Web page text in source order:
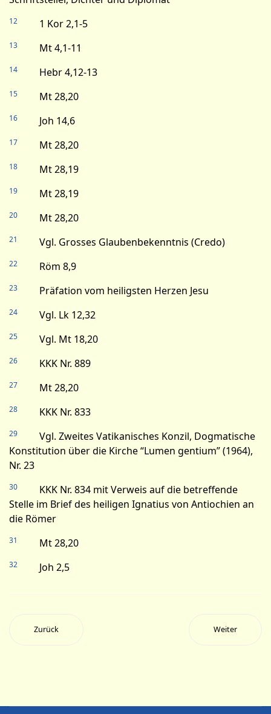
12 1 Kor 2,1-5
13 Mt 4,1-11
14 Hebr 4,12-13
15 Mt 28,20
16 Joh 14,6
17 Mt 28,20
18 Mt 28,19
19 Mt 28,19
20 Mt 28,20
21 Vgl. Grosses Glaubenbekenntnis (Credo)
22 Röm 8,9
23 Präfation vom heiligsten Herzen Jesu
24 Vgl. Lk 12,32
25 Vgl. Mt 18,20
26 KKK Nr. 889
27 Mt 28,20
28 KKK Nr. 833
29
Vgl. Zweites Vatikanisches Konzil, Dogmatische
Konstitution über die Kirche “Lumen gentium” (1964),
Nr. 23
30
KKK Nr. 834 mit Verweis auf die betreffende
Stelle im Brief des heiligen Ignatius von Antiochien an
die Römer
31 Mt 28,20
32 Joh 2,5
Zurück Weiter